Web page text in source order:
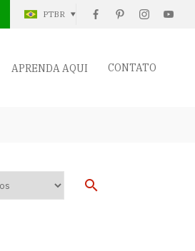
PTBR
APRENDA AQUI CONTATO